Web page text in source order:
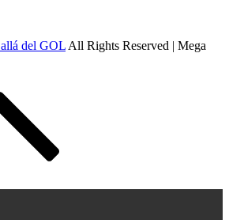
del GOL All Rights Reserved | Mega